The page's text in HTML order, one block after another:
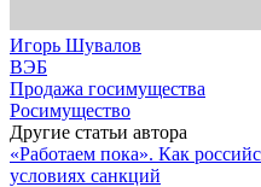
Игорь Шувалов
ВЭБ
Продажа госимущества
Росимущество
Другие статьи автора
«Работаем пока». Как
условиях санкций